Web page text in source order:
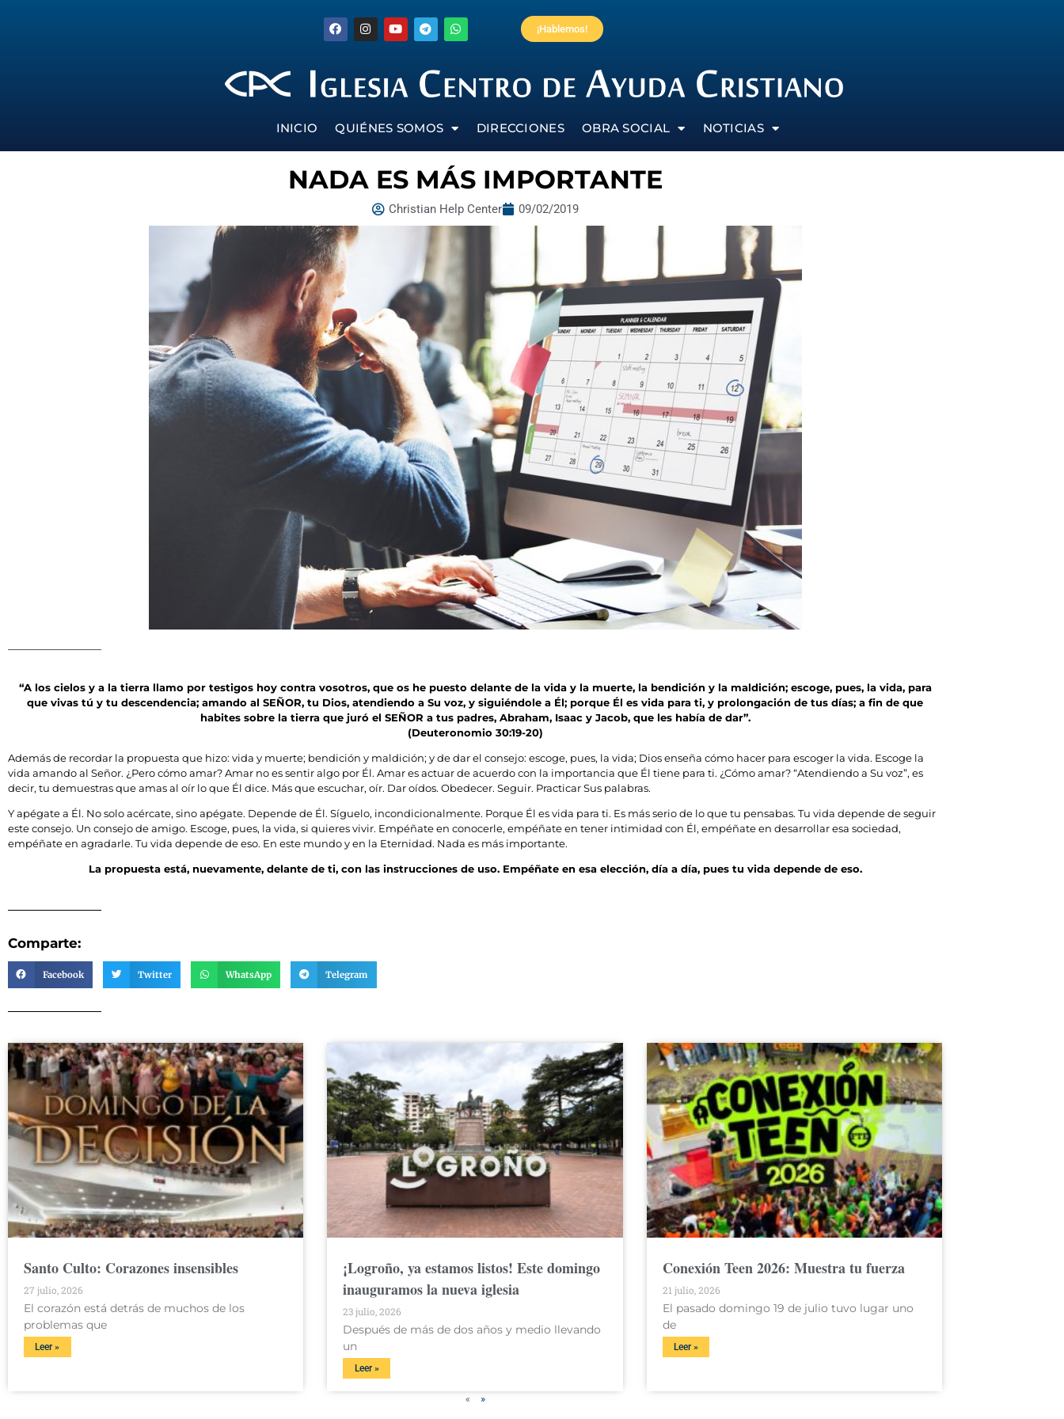
¡Hablemos!
INICIO QUIÉNES SOMOS DIRECCIONES OBRA SOCIAL NOTICIAS
NADA ES MÁS IMPORTANTE
Christian Help Center 09/02/2019
“A los cielos y a la tierra llamo por testigos hoy contra vosotros, que os he puesto delante de la vida y la muerte, la bendición y la maldición; escoge, pues, la vida, para
que vivas tú y tu descendencia; amando al SEÑOR, tu Dios, atendiendo a Su voz, y siguiéndole a Él; porque Él es vida para ti, y prolongación de tus días; a fin de que
habites sobre la tierra que juró el SEÑOR a tus padres, Abraham, Isaac y Jacob, que les había de dar”.
(Deuteronomio 30:19-20)
Además de recordar la propuesta que hizo: vida y muerte; bendición y maldición; y de dar el consejo: escoge, pues, la vida; Dios enseña cómo hacer para escoger la vida. Escoge la
vida amando al Señor. ¿Pero cómo amar? Amar no es sentir algo por Él. Amar es actuar de acuerdo con la importancia que Él tiene para ti. ¿Cómo amar? “Atendiendo a Su voz”, es
decir, tu demuestras que amas al oír lo que Él dice. Más que escuchar, oír. Dar oídos. Obedecer. Seguir. Practicar Sus palabras.
Y apégate a Él. No solo acércate, sino apégate. Depende de Él. Síguelo, incondicionalmente. Porque Él es vida para ti. Es más serio de lo que tu pensabas. Tu vida depende de seguir
este consejo. Un consejo de amigo. Escoge, pues, la vida, si quieres vivir. Empéñate en conocerle, empéñate en tener intimidad con Él, empéñate en desarrollar esa sociedad,
empéñate en agradarle. Tu vida depende de eso. En este mundo y en la Eternidad. Nada es más importante.
La propuesta está, nuevamente, delante de ti, con las instrucciones de uso. Empéñate en esa elección, día a día, pues tu vida depende de eso.
Comparte:
Facebook Twitter WhatsApp Telegram
Santo Culto: Corazones insensibles
27 julio, 2026
El corazón está detrás de muchos de los
problemas que
Leer »
¡Logroño, ya estamos listos! Este domingo
inauguramos la nueva iglesia
23 julio, 2026
Después de más de dos años y medio llevando
un
Leer »
Conexión Teen 2026: Muestra tu fuerza
21 julio, 2026
El pasado domingo 19 de julio tuvo lugar uno
de
Leer »
« »